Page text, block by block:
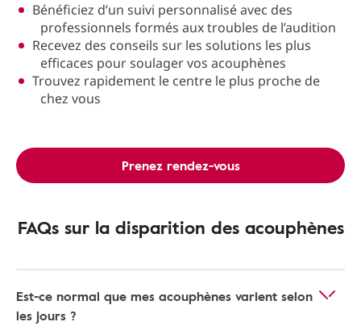
Bénéficiez d’un suivi personnalisé avec des
professionnels formés aux troubles de l’audition
Recevez des conseils sur les solutions les plus
efficaces pour soulager vos acouphènes
Trouvez rapidement le centre le plus proche de
chez vous
Prenez rendez-vous
FAQs sur la disparition des acouphènes
Est-ce normal que mes acouphènes varient selon
les jours ?